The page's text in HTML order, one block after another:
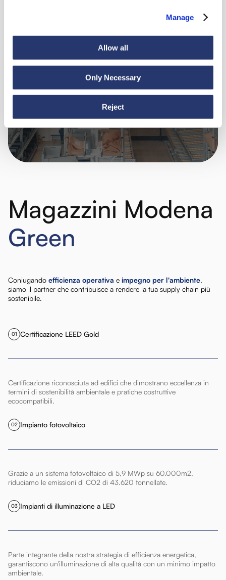
Manage
Allow all
Only Necessary
Reject
Magazzini Modena
Green
Coniugando efficienza operativa e impegno per l'ambiente,
siamo il partner che contribuisce a rendere la tua supply chain più
sostenibile.
01 Certificazione LEED Gold
Certificazione riconosciuta ad edifici che dimostrano eccellenza in
termini di sostenibilità ambientale e pratiche costruttive
ecocompatibili.
02 Impianto fotovoltaico
Grazie a un sistema fotovoltaico di 5,9 MWp su 60.000m2,
riduciamo le emissioni di CO2 di 43.620 tonnellate.
03 Impianti di illuminazione a LED
Parte integrante della nostra strategia di efficienza energetica,
garantiscono un'illuminazione di alta qualità con un minimo impatto
ambientale.